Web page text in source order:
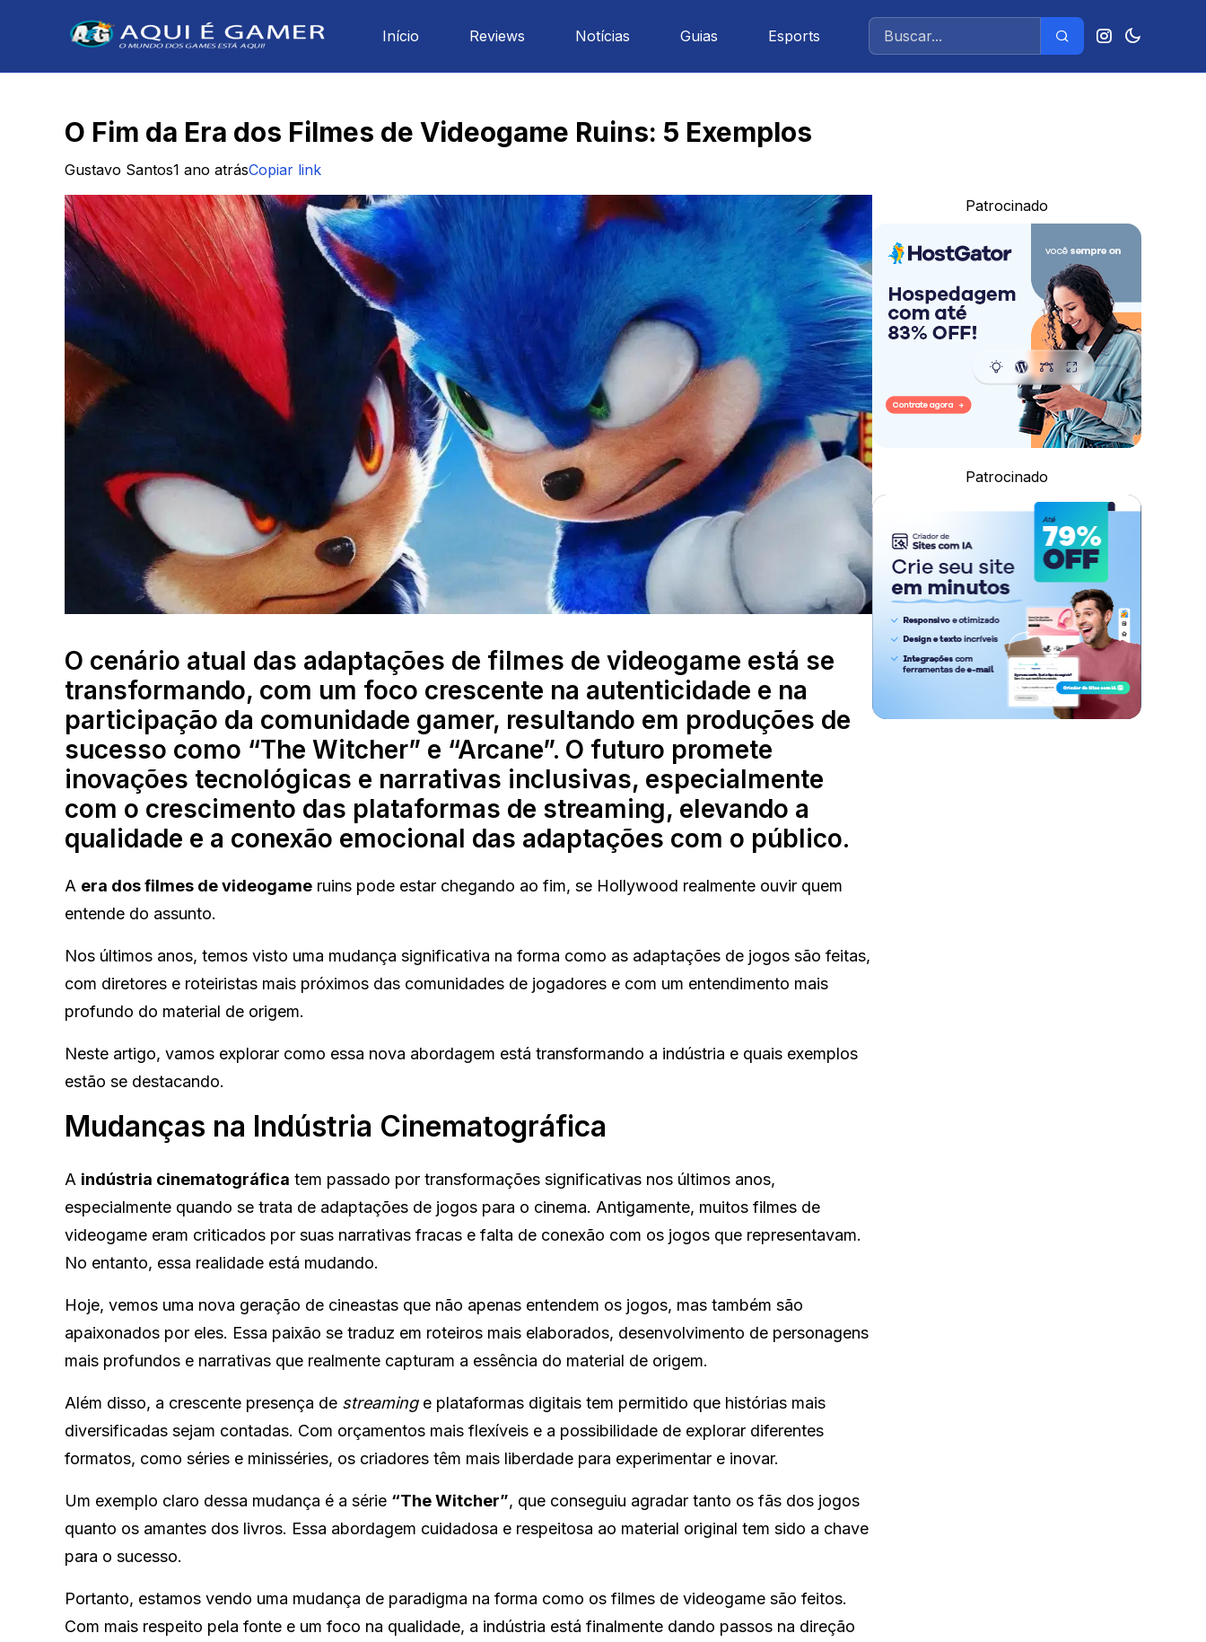
Início Reviews Notícias Guias Esports
O Fim da Era dos Filmes de Videogame Ruins: 5 Exemplos
Gustavo Santos1 ano atrásCopiar link
O cenário atual das adaptações de filmes de videogame está se
transformando, com um foco crescente na autenticidade e na
participação da comunidade gamer, resultando em produções de
sucesso como “The Witcher” e “Arcane”. O futuro promete
inovações tecnológicas e narrativas inclusivas, especialmente
com o crescimento das plataformas de streaming, elevando a
qualidade e a conexão emocional das adaptações com o público.
A era dos filmes de videogame ruins pode estar chegando ao fim, se Hollywood realmente ouvir quem
entende do assunto.
Nos últimos anos, temos visto uma mudança significativa na forma como as adaptações de jogos são feitas,
com diretores e roteiristas mais próximos das comunidades de jogadores e com um entendimento mais
profundo do material de origem.
Neste artigo, vamos explorar como essa nova abordagem está transformando a indústria e quais exemplos
estão se destacando.
Mudanças na Indústria Cinematográfica
A indústria cinematográfica tem passado por transformações significativas nos últimos anos,
especialmente quando se trata de adaptações de jogos para o cinema. Antigamente, muitos filmes de
videogame eram criticados por suas narrativas fracas e falta de conexão com os jogos que representavam.
No entanto, essa realidade está mudando.
Hoje, vemos uma nova geração de cineastas que não apenas entendem os jogos, mas também são
apaixonados por eles. Essa paixão se traduz em roteiros mais elaborados, desenvolvimento de personagens
mais profundos e narrativas que realmente capturam a essência do material de origem.
Além disso, a crescente presença de streaminge plataformas digitais tem permitido que histórias mais
diversificadas sejam contadas. Com orçamentos mais flexíveis e a possibilidade de explorar diferentes
formatos, como séries e minisséries, os criadores têm mais liberdade para experimentar e inovar.
Um exemplo claro dessa mudança é a série “The Witcher”, que conseguiu agradar tanto os fãs dos jogos
quanto os amantes dos livros. Essa abordagem cuidadosa e respeitosa ao material original tem sido a chave
para o sucesso.
Portanto, estamos vendo uma mudança de paradigma na forma como os filmes de videogame são feitos.
Com mais respeito pela fonte e um foco na qualidade, a indústria está finalmente dando passos na direção
Patrocinado
Patrocinado